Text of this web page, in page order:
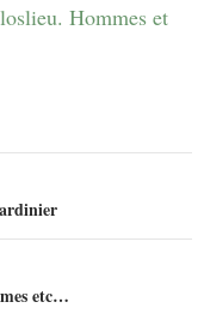
Hommes et
etc…